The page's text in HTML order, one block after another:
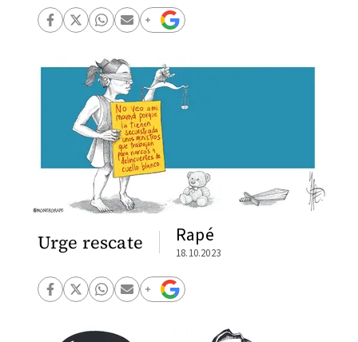
Urge rescate Rapé
18.10.2023